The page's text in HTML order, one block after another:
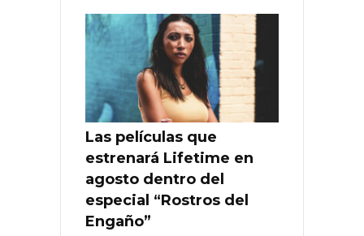
Las películas que
estrenará Lifetime en
agosto dentro del
especial “Rostros del
Engaño”